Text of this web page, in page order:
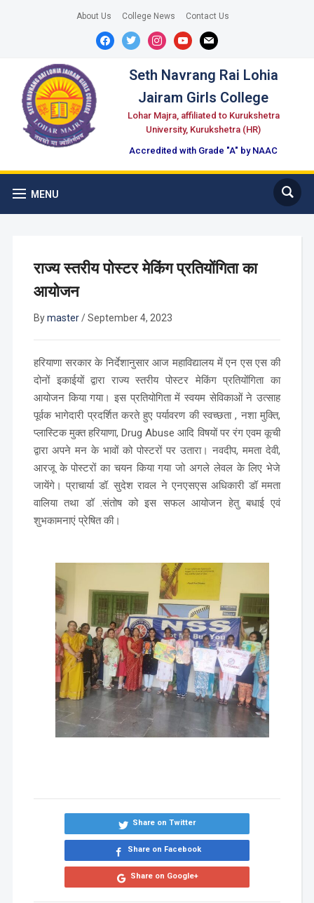
About Us College News Contact Us
facebooktwitterinstagramyoutubemail
Seth Navrang Rai Lohia
Jairam Girls College
Lohar Majra, affiliated to Kurukshetra
University, Kurukshetra (HR)
Accredited with Grade "A" by NAAC
MENU
राज्य स्तरीय पोस्टर मेकिंग प्रतियोंगिता का
आयोजन
Bymaster/September 4, 2023
हरियाणा सरकार के निर्देशानुसार आज महाविद्यालय में एन एस एस की
दोनों इकाईयों द्वारा राज्य स्तरीय पोस्टर मेकिंग प्रतियोंगिता का
आयोजन किया गया। इस प्रतियोगिता में स्वयम सेविकाओं ने उत्साह
पूर्वक भागेदारी प्रदर्शित करते हुए पर्यावरण की स्वच्छता , नशा मुक्ति,
प्लास्टिक मुक्त हरियाणा, Drug Abuse आदि विषयों पर रंग एवम कूची
द्वारा अपने मन के भावों को पोस्टरों पर उतारा। नवदीप, ममता देवी,
आरजू के पोस्टरों का चयन किया गया जो अगले लेवल के लिए भेजे
जायेंगे। प्राचार्या डॉ. सुदेश रावल ने एनएसएस अधिकारी डॉ ममता
वालिया तथा डॉ .संतोष को इस सफल आयोजन हेतु बधाई एवं
शुभकामनाएं प्रेषित की।
Share on Twitter
Share on Facebook
Share on Google+